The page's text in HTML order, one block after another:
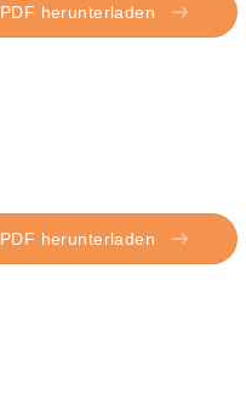
PDF herunterladen
PDF herunterladen